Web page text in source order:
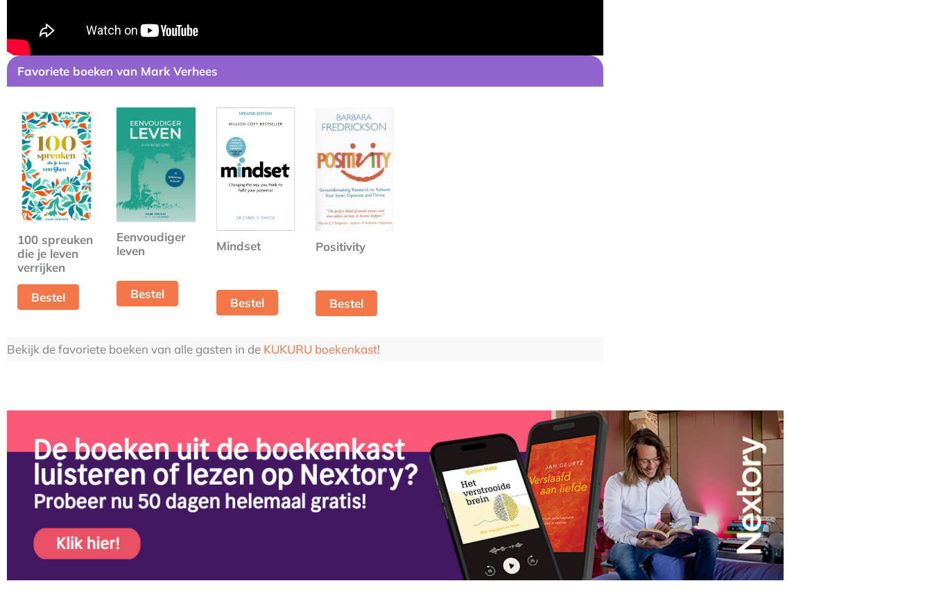
Favoriete boeken van Mark Verhees
100 spreuken
die je leven
verrijken
Bestel
Eenvoudiger
leven
Bestel
Mindset
Bestel
Positivity
Bestel
Bekijk de favoriete boeken van alle gasten in de KUKURU boekenkast!